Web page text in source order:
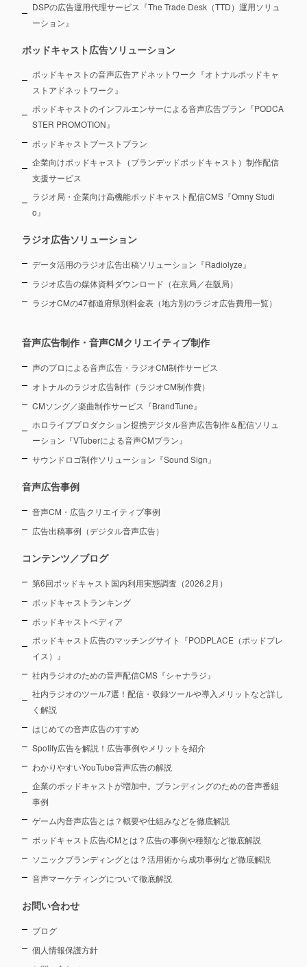
DSPの広告運用代理サービス『The Trade Desk（TTD）運用ソリュ
ーション』
ポッドキャスト広告ソリューション
ポッドキャストの音声広告アドネットワーク『オトナルポッドキャ
ストアドネットワーク』
ポッドキャストのインフルエンサーによる音声広告プラン『PODCA
STER PROMOTION』
ポッドキャストブーストプラン
企業向けポッドキャスト（ブランデッドポッドキャスト）制作配信
支援サービス
ラジオ局・企業向け高機能ポッドキャスト配信CMS『Omny Studi
o』
ラジオ広告ソリューション
データ活用のラジオ広告出稿ソリューション『Radiolyze』
ラジオ広告の媒体資料ダウンロード（在京局／在阪局）
ラジオCMの47都道府県別料金表（地方別のラジオ広告費用一覧）
音声広告制作・音声CMクリエイティブ制作
声のプロによる音声広告・ラジオCM制作サービス
オトナルのラジオ広告制作（ラジオCM制作費）
CMソング／楽曲制作サービス『BrandTune』
ホロライブプロダクション提携デジタル音声広告制作＆配信ソリュ
ーション 『VTuberによる音声CMプラン』
サウンドロゴ制作ソリューション『Sound Sign』
音声広告事例
音声CM・広告クリエイティブ事例
広告出稿事例（デジタル音声広告）
コンテンツ／ブログ
第6回ポッドキャスト国内利用実態調査（2026.2月）
ポッドキャストランキング
ポッドキャストペディア
ポッドキャスト広告のマッチングサイト『PODPLACE（ポッドプレ
イス）』
社内ラジオのための音声配信CMS『シャナラジ』
社内ラジオのツール7選！配信・収録ツールや導入メリットなど詳し
く解説
はじめての音声広告のすすめ
Spotify広告を解説！広告事例やメリットを紹介
わかりやすいYouTube音声広告の解説
企業のポッドキャストが増加中。ブランディングのための音声番組
事例
ゲーム内音声広告とは？概要や仕組みなどを徹底解説
ポッドキャスト広告/CMとは？広告の事例や種類など徹底解説
ソニックブランディングとは？活用術から成功事例など徹底解説
音声マーケティングについて徹底解説
お問い合わせ
ブログ
個人情報保護方針